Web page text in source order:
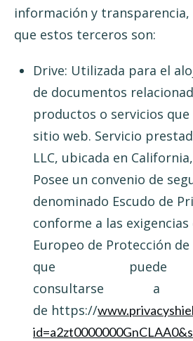
información y transparencia,
que estos terceros son:
Drive: Utilizada para el
de documentos
productos o servicios que
sitio web. Servicio
LLC, ubicada en
Posee un convenio de
denominado Escudo de
conforme a las
Europeo de Protección de
que
consultarse
de https://
id=a2zt0000000GnCLAA0&s